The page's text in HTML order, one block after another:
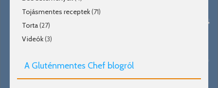
Tojásmentes receptek(71)
Torta(27)
Videók(3)
A Gluténmentes Chef blogról